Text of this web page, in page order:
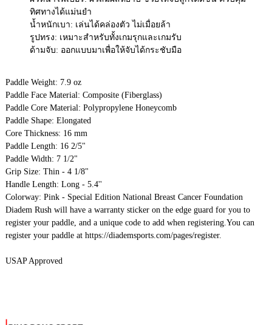
ทิศทางได้แม่นยำ
น้ำหนักเบา: เล่นได้คล่องตัว ไม่เมื่อยล้า
รูปทรง: เหมาะสำหรับทั้งเกมรุกและเกมรับ
ด้ามจับ: ออกแบบมาเพื่อให้จับได้กระชับมือ
Paddle Weight: 7.9 oz
Paddle Face Material: Composite (Fiberglass)
Paddle Core Material: Polypropylene Honeycomb
Paddle Shape: Elongated
Core Thickness: 16 mm
Paddle Length: 16 2/5"
Paddle Width: 7 1/2"
Grip Size: Thin - 4 1/8"
Handle Length: Long - 5.4''
Colorway: Pink - Special Edition National Breast Cancer Foundation
Diadem Rush will have a warranty sticker on the edge guard for you to
register your paddle, and a unique code to add when registering.You can
register your paddle at https://diademsports.com/pages/register.
USAP Approved